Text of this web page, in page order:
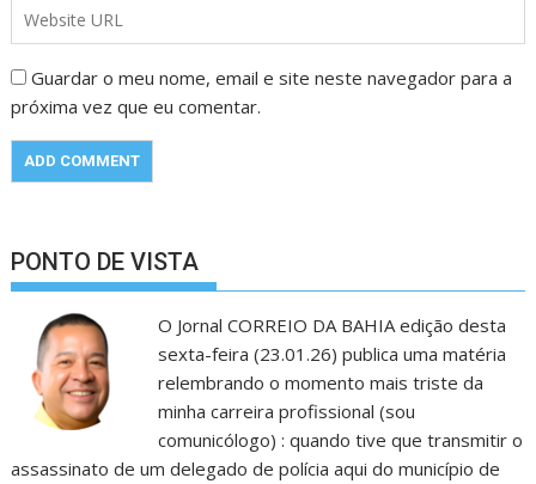
Guardar o meu nome, email e site neste navegador para a
próxima vez que eu comentar.
PONTO DE VISTA
O Jornal CORREIO DA BAHIA edição desta
sexta-feira (23.01.26) publica uma matéria
relembrando o momento mais triste da
minha carreira profissional (sou
comunicólogo) : quando tive que transmitir o
assassinato de um delegado de polícia aqui do município de